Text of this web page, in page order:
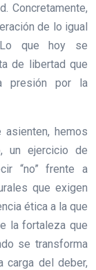
Concretamente,
de lo igual
que hoy se
de libertad que
presión por la
hemos
un ejercicio de
“no” frente a
que exigen
ética a la que
la fortaleza que
se transforma
carga del deber,